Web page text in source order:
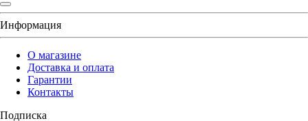
Информация
О магазине
Доставка и оплата
Гарантии
Контакты
Подписка